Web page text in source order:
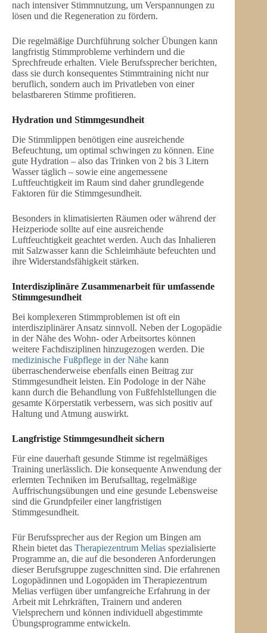
nach intensiver Stimmnutzung, um Verspannungen zu
lösen und die Regeneration zu fördern.
Die regelmäßige Durchführung solcher Übungen kann
langfristig Stimmprobleme verhindern und die
Sprechfreude erhalten. Viele Berufssprecher berichten,
dass sie durch konsequentes Stimmtraining nicht nur
beruflich, sondern auch im Privatleben von einer
belastbareren Stimme profitieren.
Hydration und Stimmgesundheit
Die Stimmlippen benötigen eine ausreichende
Befeuchtung, um optimal schwingen zu können. Eine
gute Hydration – also das Trinken von 2 bis 3 Litern
Wasser täglich – sowie eine angemessene
Luftfeuchtigkeit im Raum sind daher grundlegende
Faktoren für die Stimmgesundheit.
Besonders in klimatisierten Räumen oder während der
Heizperiode sollte auf eine ausreichende
Luftfeuchtigkeit geachtet werden. Auch das Inhalieren
mit Salzwasser kann die Schleimhäute befeuchten und
ihre Widerstandsfähigkeit stärken.
Interdisziplinäre Zusammenarbeit für umfassende
Stimmgesundheit
Bei komplexeren Stimmproblemen ist oft ein
interdisziplinärer Ansatz sinnvoll. Neben der Logopädie
in der Nähe des Wohn- oder Arbeitsortes können
weitere Fachdisziplinen hinzugezogen werden. Die
medizinische Fußpflege in der Nähe kann
überraschenderweise ebenfalls einen Beitrag zur
Stimmgesundheit leisten. Ein Podologe in der Nähe
kann durch die Behandlung von Fußfehlstellungen die
gesamte Körperstatik verbessern, was sich positiv auf
Haltung und Atmung auswirkt.
Langfristige Stimmgesundheit sichern
Für eine dauerhaft gesunde Stimme ist regelmäßiges
Training unerlässlich. Die konsequente Anwendung der
erlernten Techniken im Berufsalltag, regelmäßige
Auffrischungsübungen und eine gesunde Lebensweise
sind die Grundpfeiler einer langfristigen
Stimmgesundheit.
Für Berufssprecher aus der Region um Bingen am
Rhein bietet das Therapiezentrum Melias spezialisierte
Programme an, die auf die besonderen Anforderungen
dieser Berufsgruppe zugeschnitten sind. Die erfahrenen
Logopädinnen und Logopäden im Therapiezentrum
Melias verfügen über umfangreiche Erfahrung in der
Arbeit mit Lehrkräften, Trainern und anderen
Vielsprechern und können individuell abgestimmte
Übungsprogramme entwickeln.